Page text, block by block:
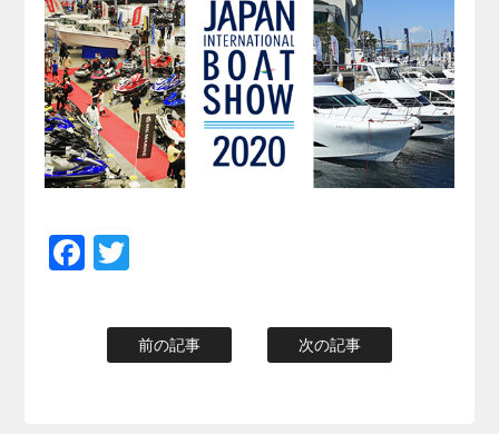
Facebook
前の記事 次の記事